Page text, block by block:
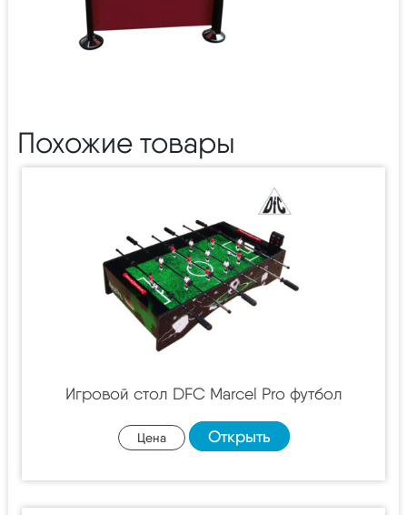
Похожие товары
Игровой стол DFC Marcel Pro футбол
Цена Открыть